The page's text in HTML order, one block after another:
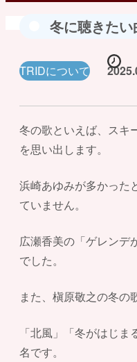
冬に聴きたい
TRIDについて
冬の歌といえば、スキ
を思い出します。
浜崎あゆみが多かった
ていません。
広瀬香美の「ゲレンデ
でした。
また、槇原敬之の冬の
「北風」「冬がはじ
名です。